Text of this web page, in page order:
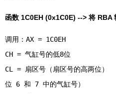
函数 1C0EH (0x1C0E) --> 将 RBA
调用：AX = 1C0EH
CH = 气缸号的低8位
CL = 扇区号（扇区号的高两位）
位 6 和 7 中的气缸号）